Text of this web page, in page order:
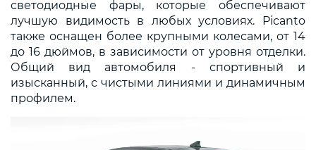
светодиодные фары, которые обеспечивают
лучшую видимость в любых условиях. Picanto
также оснащен более крупными колесами, от 14
до 16 дюймов, в зависимости от уровня отделки.
Общий вид автомобиля - спортивный и
изысканный, с чистыми линиями и динамичным
профилем.